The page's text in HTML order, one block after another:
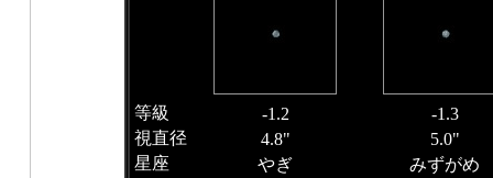
等級 -1.2
-1.3
視直径
4.8"
5.0"
星座
やぎ
みずがめ